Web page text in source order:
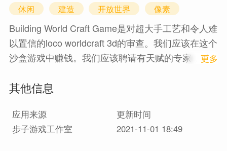
休闲 建造 开放世界 像素
Building World Craft Game是对超大手工艺和令人难
以置信的loco worldcraft 3d的审查。我们应该在这个
沙盒游戏中赚钱。我们应该聘请有天赋的专家，对
城市，制作和制作结构进行专家研究，并应在具有
1 更多
其他信息
应用来源
更新时间
步子游戏工作室
2021-11-01 18:49